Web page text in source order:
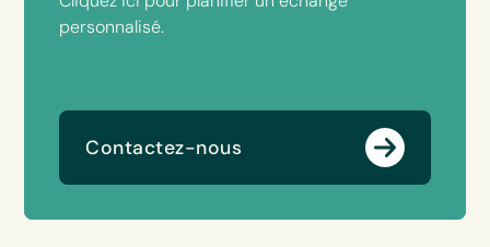
personnalisé.
Contactez-nous